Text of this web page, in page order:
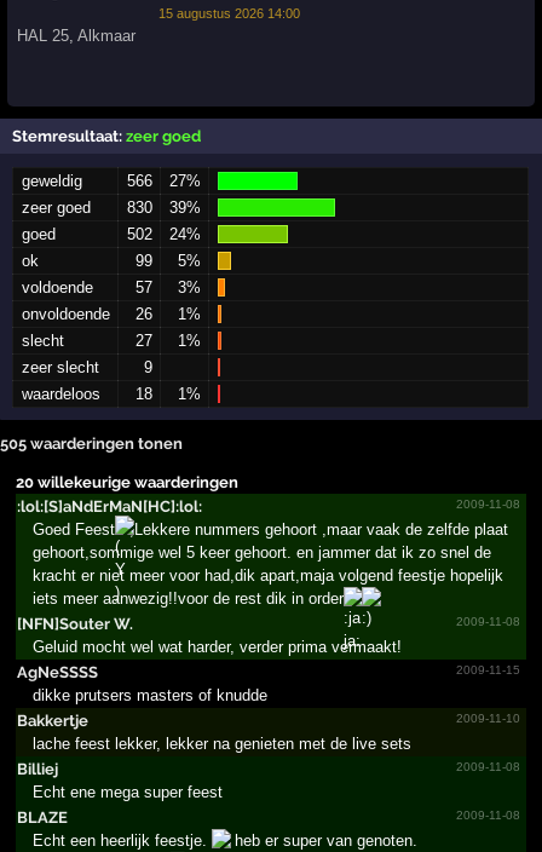
15 augustus 2026 14:00
HAL 25 ,Alkmaar
Stemresultaat:zeer goed
geweldig 566
27%
zeer goed
830
39%
goed
502
24%
ok
99
5%
voldoende
57
3%
onvoldoende
26
1%
slecht
27
1%
zeer slecht
9
waardeloos
18 1%
505 waarderingen tonen
20 willekeurige waarderingen
:lol:[­S]aNdE­rMaN[H­C]:lol­:
2009-11-08
Goed Feest
,Lekkere nummers gehoort ,maar vaak de zelfde plaat
gehoort,sommige wel 5 keer gehoort. en jammer dat ik zo snel de
kracht er niet meer voor had,dik apart,maja volgend feestje hopelijk
iets meer aanwezig!!voor de rest dik in order
[NFN]Souter W.­
2009-11-08
Geluid mocht wel wat harder, verder prima vermaakt!
AgNeSSSS
2009-11-15
dikke prutsers masters of knudde
Bakkertje
2009-11-10
lache feest lekker, lekker na genieten met de live sets
Billiej
2009-11-08
Echt ene mega super feest
BLAZE
2009-11-08
Echt een heerlijk feestje. heb er super van genoten.